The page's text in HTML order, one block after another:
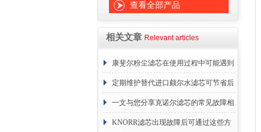
查看全部产品
相关文章 Relevant articles
康斐尔粉尘滤芯在使用过程中可能遇到
的故障相应解决方法分享
定期维护替代进口颇尔水滤芯可节省后
续更换成本
一文与您分享克诺尔滤芯的常见故障相
应解决方法
KNORR滤芯出现故障后可通过这些方